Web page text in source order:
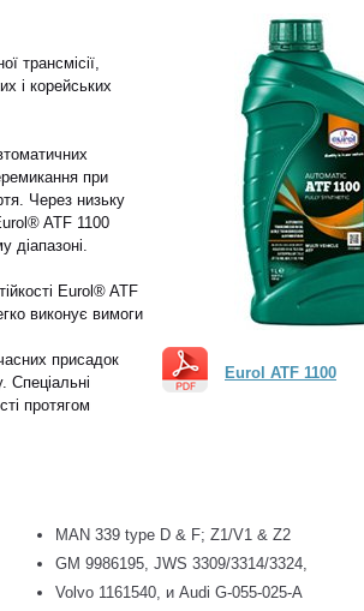
трансмісії,
і корейських
при
Через низьку
ATF 1100
діапазоні.
Eurol® ATF
виконує вимоги
присадок
Спеціальні
протягом
Eurol ATF 1100
MAN 339 type D & F; Z1/V1 & Z2
GM 9986195, JWS 3309/3314/3324,
Volvo 1161540, и Audi G-055-025-A